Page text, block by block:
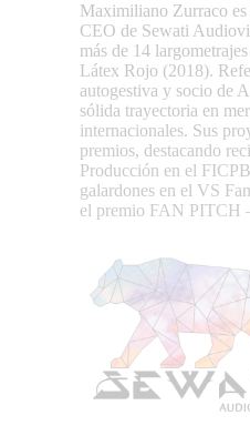
Maximiliano Zurraco
CEO de Sewati
más de 14
Látex Rojo (2018).
autogestiva y socio de
sólida trayectoria en
internacionales. Sus
premios, destacando
Producción en el
galardones en el VS
el premio FAN PITCH